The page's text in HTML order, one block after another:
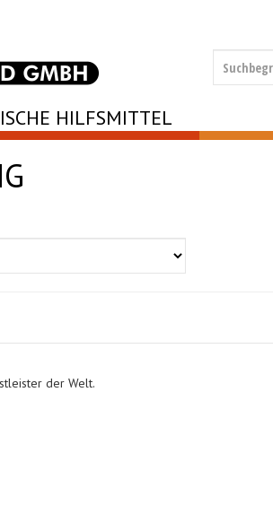
HILFSMITTEL
der Welt.